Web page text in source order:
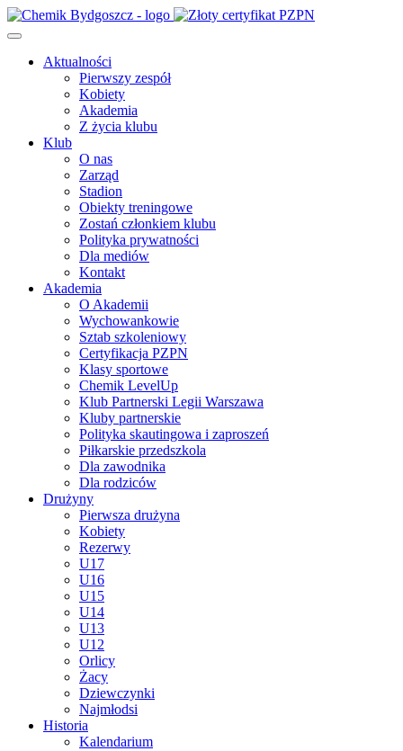
Aktualności
Pierwszy zespół
Kobiety
Akademia
Z życia klubu
Klub
O nas
Zarząd
Stadion
Obiekty treningowe
Zostań członkiem klubu
Polityka prywatności
Dla mediów
Kontakt
Akademia
O Akademii
Wychowankowie
Sztab szkoleniowy
Certyfikacja PZPN
Klasy sportowe
Chemik LevelUp
Klub Partnerski Legii Warszawa
Kluby partnerskie
Polityka skautingowa i zaproszeń
Piłkarskie przedszkola
Dla zawodnika
Dla rodziców
Drużyny
Pierwsza drużyna
Kobiety
Rezerwy
U17
U16
U15
U14
U13
U12
Orlicy
Żacy
Dziewczynki
Najmłodsi
Historia
Kalendarium